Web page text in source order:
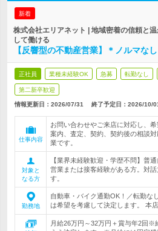
新着
株式会社エリアネット | 地域密着の信頼と
して働ける
【反響型の不動産営業】＊ノルマな
正社員 業種未経験OK 急募 転勤なし
第二新卒歓迎
情報更新日：2026/07/31 終了予定日： 2026/10/
仕事内容
お問い合わせやご来店に対応し、
案内、査定、契約、契約後の相談
業です。
対象と
なる方
【業界未経験歓迎・学歴不問】普
営業または接客経験がある方。対
す。
勤務地
自動車・バイク通勤OK！／転勤
は希望を考慮して決定します。 本
月給26万円～32万円＋賞与年2回※